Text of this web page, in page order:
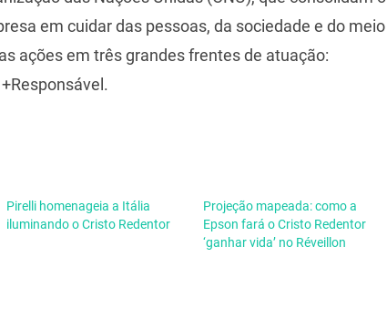
em cuidar das pessoas, da sociedade e do meio
ações em três grandes frentes de atuação:
Pirelli homenageia a Itália
iluminando o Cristo Redentor
Projeção mapeada: como a
Epson fará o Cristo Redentor
‘ganhar vida’ no Réveillon